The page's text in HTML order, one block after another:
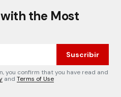
the Most
Suscribir
you confirm that you have read and
and Terms of Use